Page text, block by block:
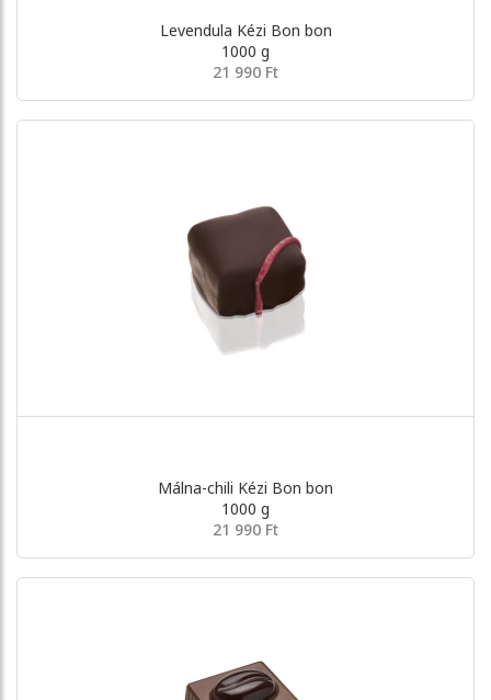
Levendula Kézi Bon bon
1000 g
21 990 Ft
Málna-chili Kézi Bon bon
1000 g
21 990 Ft